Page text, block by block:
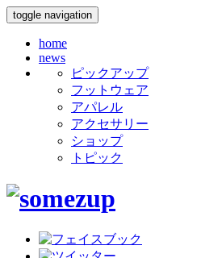
toggle navigation
home
news
ピックアップ
フットウェア
アパレル
アクセサリー
ショップ
トピック